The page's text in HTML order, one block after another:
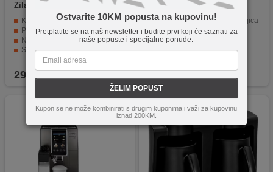
Ostvarite 10KM popusta na kupovinu!
Pretplatite se na naš newsletter i budite prvi koji će saznati za
naše popuste i specijalne ponude.
ŽELIM POPUST
Kupon se ne može kombinirati s drugim kuponima i važi za kupovinu
iznad 200KM.
Zilan
Kapacitet 60 - 70 g
Plastično tijelo
Nož za mljevenje od nehrđajućeg čelika
Snaga 150W
29,90KM
Floria ZLN9273
Kapacitet 1,25 litara / 10 šoljica
Održavanje topline
Automatsko isključivanje
Indikator razine vode
29,90KM